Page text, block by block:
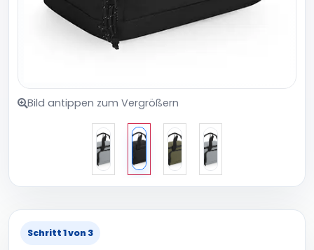
Bild antippen zum Vergrößern
Schritt 1 von 3